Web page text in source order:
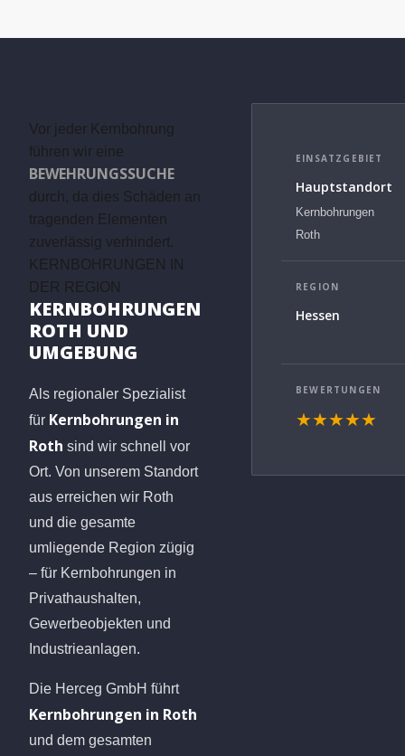
Vor jeder Kernbohrung
führen wir eine
BEWEHRUNGSSUCHE
durch, da dies Schäden an
tragenden Elementen
zuverlässig verhindert.
KERNBOHRUNGEN IN
DER REGION
KERNBOHRUNGEN
ROTH UND
UMGEBUNG
Als regionaler Spezialist
für Kernbohrungen in
Roth sind wir schnell vor
Ort. Von unserem Standort
aus erreichen wir Roth
und die gesamte
umliegende Region zügig
– für Kernbohrungen in
Privathaushalten,
Gewerbeobjekten und
Industrieanlagen.
Die Herceg GmbH führt
Kernbohrungen in Roth
und dem gesamten
EINSATZGEBIET
Hauptstandort
Kernbohrungen
Roth
REGION
Hessen
BEWERTUNGEN
★★★★★